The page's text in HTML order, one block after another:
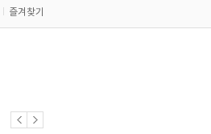
즐겨찾기